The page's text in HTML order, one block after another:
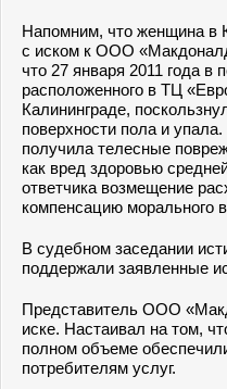
Напомним, что женщина в
с иском к ООО
что 27 января 2011 года в
расположенного в ТЦ
Калининграде,
поверхности пола и
получила телесные
как вред здоровью
ответчика возмещение
компенсацию морального
В судебном заседании
поддержали заявленные
Представитель ООО
иске. Настаивал на том,
полном объеме
потребителям услуг.